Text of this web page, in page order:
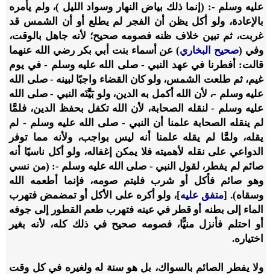
عليه وسلم -: (إنما ذلك بياض النهار وسواد الليل )، ولم يأمره
بالإعادة، ولو أكل يظن أن الفجر لم يطلع أو أن الشمس قد
غربت، ثم تبين خلاف ظنه فصومه صحيح؛ لأنه جاهل بالوقت،
وفي (صحيح البخاري) عن أسماء بنت أبي بكر رضي الله عنهما
قالت: أفطرنا في عهد النبي - صلى الله عليه وسلم - في يوم
غيم، ثم طلعت الشمس، ولو كان القضاء واجبًا لبينه - صلى الله
عليه وسلم -، لأن الله أكمل به الدين، ولو بَيَّنَه النبي - صلى الله
عليه وسلم - لنقله الصحابة، لأن الله تكفل بحفظ الدين، فلمَّا
لم ينقله الصحابة علمنا أن النبي - صلى الله عليه وسلم - لم
يقله، ولمَّا لم يقله علمنا أنه ليس بواجب، ولأنه مما توفر
الدواعي على نقله لأهميته فلا يمكن إغفاله، ولو أكل ناسيًا أنه
صائم لم يفطر، لقول النبي - صلى الله عليه وسلم -: (من نسي
وهو صائم فأكل أو شرب فليتم صومه، فإنما أطعمه الله
وسقاه). [متفق عليه]، ولو أكره على الأكل أو تمضمض فتهرب
الماء إلى بطنه أو قطر في عينه فتهرب طعم القطور إلى جوفه
أو احتلم فأنزل منيًّا، فصومه صحيح في ذلك كله، لأنه بغير
اختياره.
ولا يفطر الصائم بالسواك، بل هو سنة له ولغيره في كل وقت